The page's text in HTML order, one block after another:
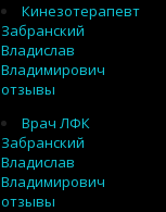
Кинезотерапевт
Забранский
Владислав
Владимирович
отзывы
Врач ЛФК
Забранский
Владислав
Владимирович
отзывы